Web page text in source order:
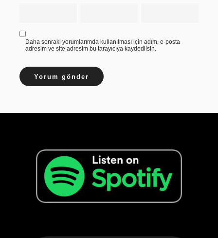
Daha sonraki yorumlarımda kullanılması için adım, e-posta
adresim ve site adresim bu tarayıcıya kaydedilsin.